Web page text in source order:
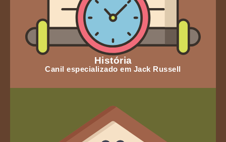
História
Canil especializado em Jack Russell